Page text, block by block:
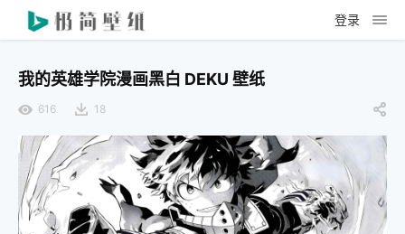
登录
我的英雄学院漫画黑白 DEKU 壁纸
616 18